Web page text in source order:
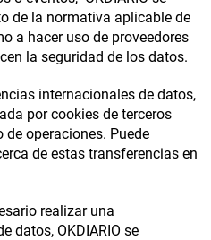
de la normativa aplicable de
a hacer uso de proveedores
la seguridad de los datos.
internacionales de datos,
por cookies de terceros
de operaciones. Puede
de estas transferencias en
realizar una
datos, OKDIARIO se